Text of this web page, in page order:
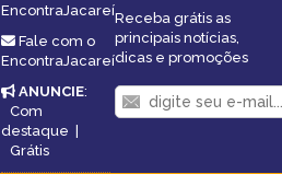
EncontraJacareí
Fale com o
EncontraJacareí
ANUNCIE:
Com
destaque |
Grátis
Receba grátis as
principais notícias,
dicas e promoções